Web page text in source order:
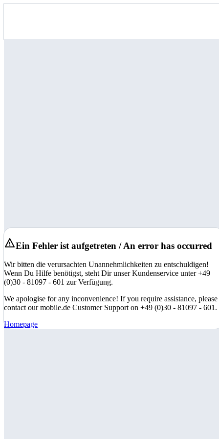
Ein Fehler ist aufgetreten / An error has occurred
Wir bitten die verursachten Unannehmlichkeiten zu entschuldigen!
Wenn Du Hilfe benötigst, steht Dir unser Kundenservice unter +49
(0)30 - 81097 - 601 zur Verfügung.
We apologise for any inconvenience! If you require assistance, please
contact our mobile.de Customer Support on +49 (0)30 - 81097 - 601.
Homepage